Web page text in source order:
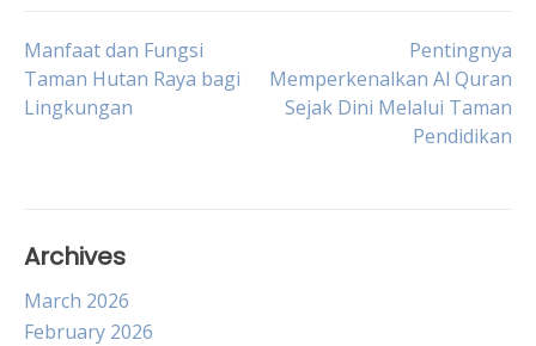
Post
navigation
Manfaat dan Fungsi
Taman Hutan Raya bagi
Lingkungan
Pentingnya
Memperkenalkan Al Quran
Sejak Dini Melalui Taman
Pendidikan
Archives
March 2026
February 2026